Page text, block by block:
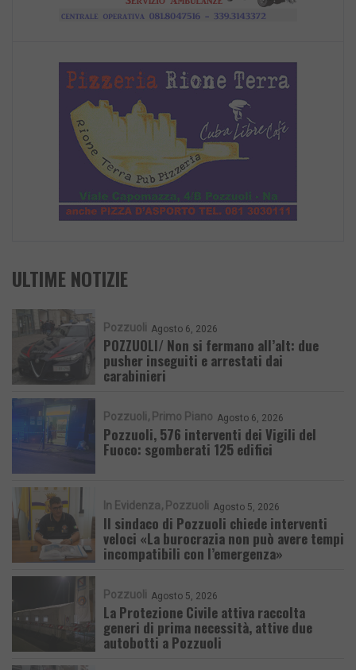
ULTIME NOTIZIE
Pozzuoli Agosto 6, 2026
POZZUOLI/ Non si fermano all’alt: due
pusher inseguiti e arrestati dai
carabinieri
Pozzuoli Primo Piano Agosto 6, 2026
Pozzuoli, 576 interventi dei Vigili del
Fuoco: sgomberati 125 edifici
In Evidenza Pozzuoli Agosto 5, 2026
Il sindaco di Pozzuoli chiede interventi
veloci «La burocrazia non può avere tempi
incompatibili con l’emergenza»
Pozzuoli Agosto 5, 2026
La Protezione Civile attiva raccolta
generi di prima necessità, attive due
autobotti a Pozzuoli